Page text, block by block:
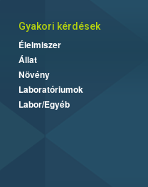
Gyakori kérdések
Élelmiszer
Állat
Növény
Laboratóriumok
Labor/Egyéb